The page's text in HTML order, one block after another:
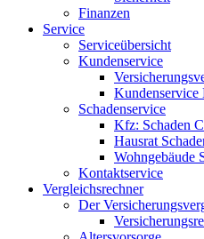
Finanzen
Service
Serviceübersicht
Kundenservice
Kundenservice
Schadenservice
Kfz: Schaden
Hausrat
Wohngebäude
Kontaktservice
Vergleichsrechner
Der